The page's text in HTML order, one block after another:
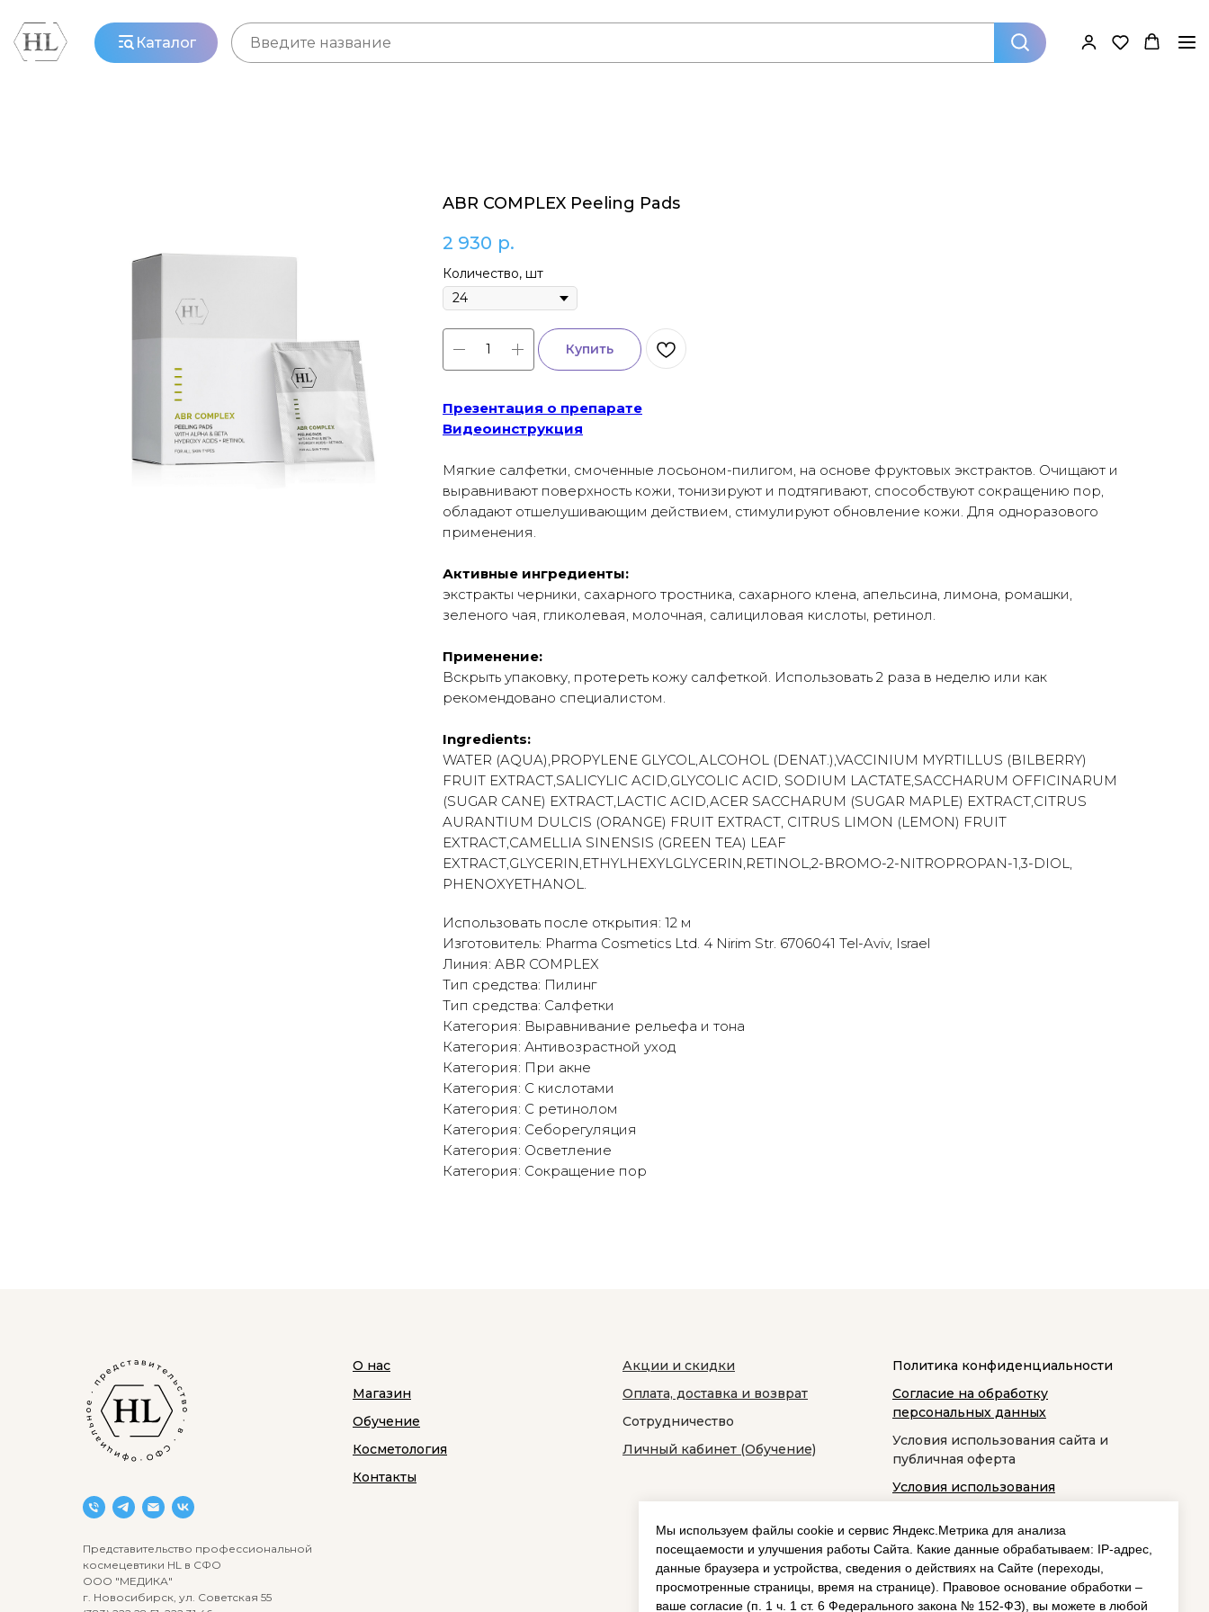
Мы используем файлы cookie и сервис Яндекс.Метрика для анализа
посещаемости и улучшения работы Сайта. Какие данные обрабатываем: IP‑адрес,
данные браузера и устройства, сведения о действиях на Сайте (переходы,
просмотренные страницы, время на странице). Правовое основание обработки –
ваше согласие (п. 1 ч. 1 ст. 6 Федерального закона № 152‑ФЗ), вы можете в любой
Каталог
ABR COMPLEX Peeling Pads
2 930 р.
Количество, шт
Купить
Презентация о препарате
Видеоинструкция
Мягкие салфетки, смоченные лосьоном-пилигом, на основе фруктовых экстрактов. Очищают и
выравнивают поверхность кожи, тонизируют и подтягивают, способствуют сокращению пор,
обладают отшелушивающим действием, стимулируют обновление кожи. Для одноразового
применения.
Активные ингредиенты:
экстракты черники, сахарного тростника, сахарного клена, апельсина, лимона, ромашки,
зеленого чая, гликолевая, молочная, салициловая кислоты, ретинол.
Применение:
Вскрыть упаковку, протереть кожу салфеткой. Использовать 2 раза в неделю или как
рекомендовано специалистом.
Ingredients:
WATER (AQUA),PROPYLENE GLYCOL,ALCOHOL (DENAT.),VACCINIUM MYRTILLUS (BILBERRY)
FRUIT EXTRACT,SALICYLIC ACID,GLYCOLIC ACID, SODIUM LACTATE,SACCHARUM OFFICINARUM
(SUGAR CANE) EXTRACT,LACTIC ACID,ACER SACCHARUM (SUGAR MAPLE) EXTRACT,CITRUS
AURANTIUM DULCIS (ORANGE) FRUIT EXTRACT, CITRUS LIMON (LEMON) FRUIT
EXTRACT,CAMELLIA SINENSIS (GREEN TEA) LEAF
EXTRACT,GLYCERIN,ETHYLHEXYLGLYCERIN,RETINOL,2-BROMO-2-NITROPROPAN-1,3-DIOL,
PHENOXYETHANOL.
Использовать после открытия: 12 м
Изготовитель: Pharma Cosmetics Ltd. 4 Nirim Str. 6706041 Tel-Aviv, Israel
Линия: ABR COMPLEX
Тип средства: Пилинг
Тип средства: Салфетки
Категория: Выравнивание рельефа и тона
Категория: Антивозрастной уход
Категория: При акне
Категория: С кислотами
Категория: С ретинолом
Категория: Себорегуляция
Категория: Осветление
Категория: Сокращение пор
Представительство профессиональной
космецевтики HL в СФО
ООО "МЕДИКА"
г. Новосибирск, ул. Советская 55
О нас
Магазин
Обучение
Косметология
Контакты
Акции и скидки
Оплата, доставка и возврат
Сотрудничество
Личный кабинет (Обучение)
Политика конфиденциальности
Согласие на обработку
персональных данных
Условия использования сайта и
публичная оферта
Условия использования
космецевтики